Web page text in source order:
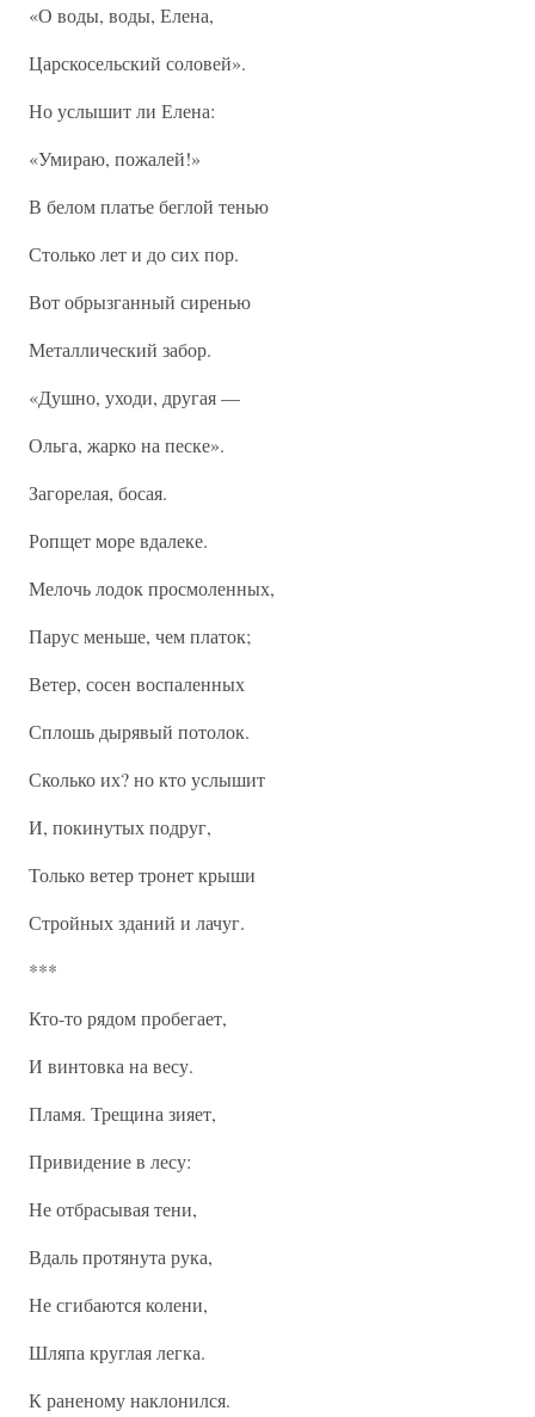
«О воды, воды, Елена,
Царскосельский соловей».
Но услышит ли Елена:
«Умираю, пожалей!»
В белом платье беглой тенью
Столько лет и до сих пор.
Вот обрызганный сиренью
Металлический забор.
«Душно, уходи, другая —
Ольга, жарко на песке».
Загорелая, босая.
Ропщет море вдалеке.
Мелочь лодок просмоленных,
Парус меньше, чем платок;
Ветер, сосен воспаленных
Сплошь дырявый потолок.
Сколько их? но кто услышит
И, покинутых подруг,
Только ветер тронет крыши
Стройных зданий и лачуг.
***
Кто-то рядом пробегает,
И винтовка на весу.
Пламя. Трещина зияет,
Привидение в лесу:
Не отбрасывая тени,
Вдаль протянута рука,
Не сгибаются колени,
Шляпа круглая легка.
К раненому наклонился.